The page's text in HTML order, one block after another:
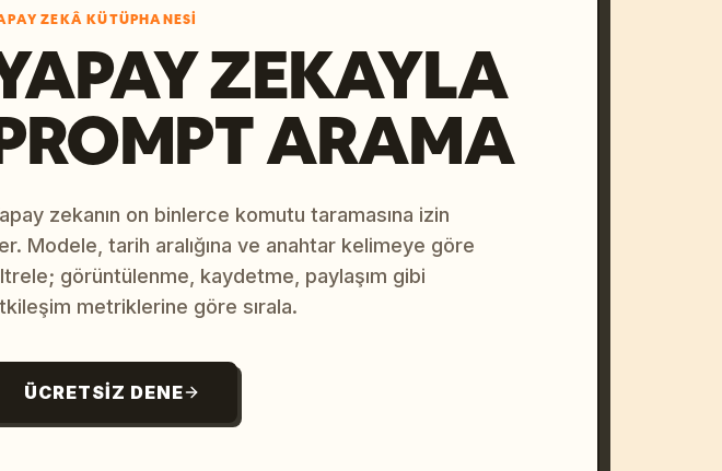
ZEKÂ KÜTÜPHANESI
ZEKAYLA
ARAMA
zekanın on binlerce komutu taramasına izin
Modele, tarih aralığına ve anahtar kelimeye göre
görüntülenme, kaydetme, paylaşım gibi
metriklerine göre sırala.
ÜCRETSIZ DENE